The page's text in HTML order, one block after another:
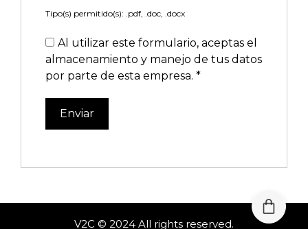
Tipo(s) permitido(s): .pdf, .doc, .docx
Al utilizar este formulario, aceptas el
almacenamiento y manejo de tus datos
por parte de esta empresa. *
V2C © 2024 All rights reserved.